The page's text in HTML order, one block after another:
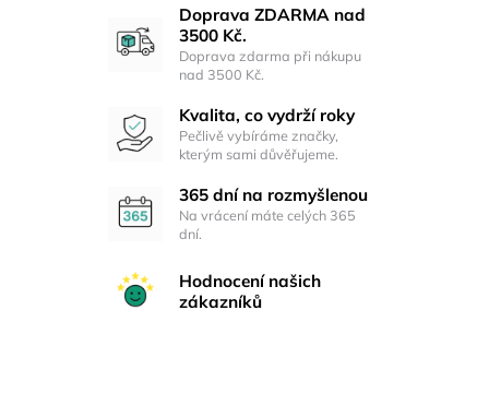
Doprava ZDARMA nad
3500 Kč.
Doprava zdarma při nákupu
nad 3500 Kč.
Kvalita, co vydrží roky
Pečlivě vybíráme značky,
kterým sami důvěřujeme.
365 dní na rozmyšlenou
Na vrácení máte celých 365
dní.
Hodnocení našich
zákazníků